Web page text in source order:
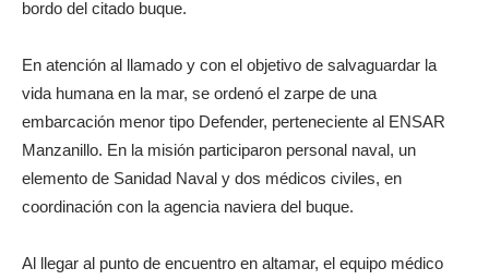
bordo del citado buque.
En atención al llamado y con el objetivo de salvaguardar la
vida humana en la mar, se ordenó el zarpe de una
embarcación menor tipo Defender, perteneciente al ENSAR
Manzanillo. En la misión participaron personal naval, un
elemento de Sanidad Naval y dos médicos civiles, en
coordinación con la agencia naviera del buque.
Al llegar al punto de encuentro en altamar, el equipo médico